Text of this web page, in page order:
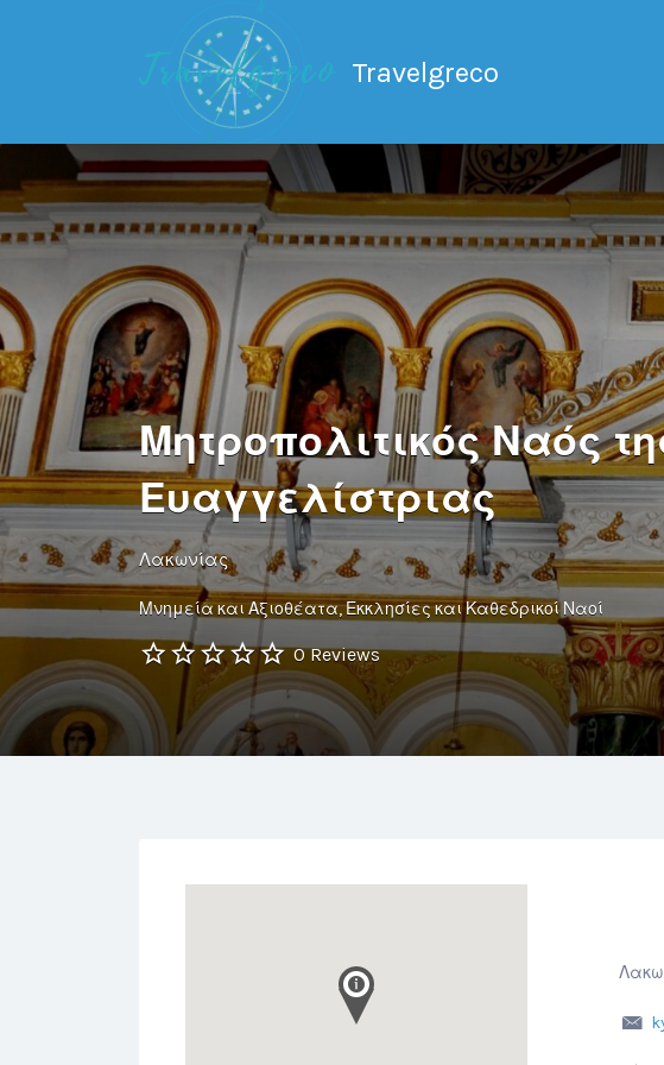
Travelgreco
Ο ξεναγός σου.
Μητροπολιτικός Ναός
Ευαγγελίστριας
Λακωνίας
Μνημεία και Αξιοθέατα Εκκλησίες και Καθεδρικοί Ναοί
0 Reviews